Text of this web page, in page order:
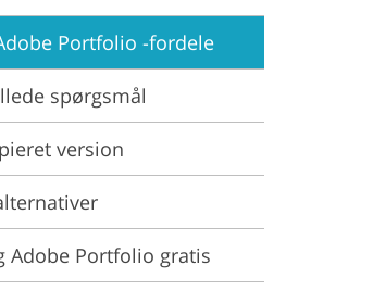
Portfolio -fordele
spørgsmål
version
Adobe Portfolio gratis